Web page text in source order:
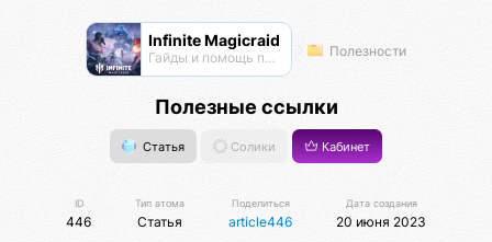
Infinite Magicraid
Гайды и помощь по игре Полезности
Полезные ссылки
Статья Солики Кабинет
ID
446
Тип атома
Статья
Поделиться
article446
Дата создания
20 июня 2023